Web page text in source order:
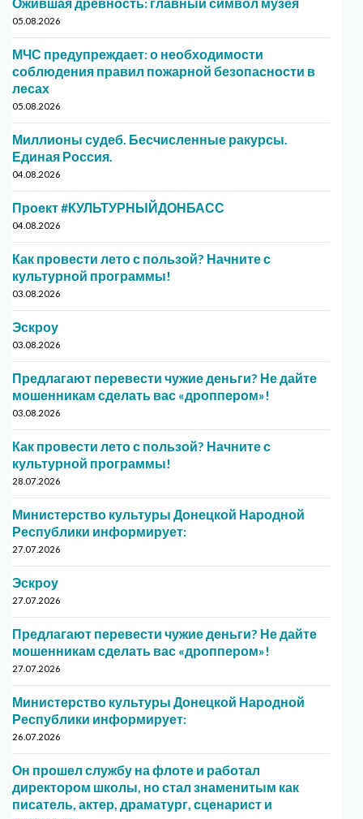
05.08.2026
МЧС предупреждает: о необходимости
соблюдения правил пожарной безопасности в
лесах
05.08.2026
Миллионы судеб. Бесчисленные ракурсы.
Единая Россия.
04.08.2026
Проект #КУЛЬТУРНЫЙДОНБАСС
04.08.2026
Как провести лето с пользой? Начните с
культурной программы!
03.08.2026
Эскроу
03.08.2026
Предлагают перевести чужие деньги? Не дайте
мошенникам сделать вас «дроппером»!
03.08.2026
Как провести лето с пользой? Начните с
культурной программы!
28.07.2026
Министерство культуры Донецкой Народной
Республики информирует:
27.07.2026
Эскроу
27.07.2026
Предлагают перевести чужие деньги? Не дайте
мошенникам сделать вас «дроппером»!
27.07.2026
Министерство культуры Донецкой Народной
Республики информирует:
26.07.2026
Он прошел службу на флоте и работал
директором школы, но стал знаменитым как
писатель, актер, драматург, сценарист и